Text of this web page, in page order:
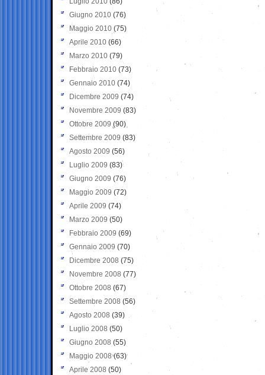
Giugno 2010 (76)
Maggio 2010 (75)
Aprile 2010 (66)
Marzo 2010 (79)
Febbraio 2010 (73)
Gennaio 2010 (74)
Dicembre 2009 (74)
Novembre 2009 (83)
Ottobre 2009 (90)
Settembre 2009 (83)
Agosto 2009 (56)
Luglio 2009 (83)
Giugno 2009 (76)
Maggio 2009 (72)
Aprile 2009 (74)
Marzo 2009 (50)
Febbraio 2009 (69)
Gennaio 2009 (70)
Dicembre 2008 (75)
Novembre 2008 (77)
Ottobre 2008 (67)
Settembre 2008 (56)
Agosto 2008 (39)
Luglio 2008 (50)
Giugno 2008 (55)
Maggio 2008(63)
Aprile 2008 (50)